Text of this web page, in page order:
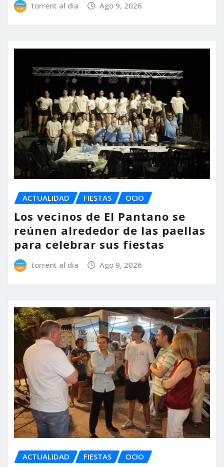
torrent al dia Ago 9, 2026
ACTUALIDAD FIESTAS OCIO
Los vecinos de El Pantano se
reúnen alrededor de las paellas
para celebrar sus fiestas
torrent al dia Ago 9, 2026
ACTUALIDAD FIESTAS OCIO